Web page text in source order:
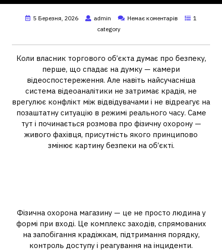
5 Березня, 2026 admin Немає коментарів
1
category
Коли власник торгового об’єкта думає про безпеку,
перше, що спадає на думку — камери
відеоспостереження. Але навіть найсучасніша
система відеоаналітики не затримає крадія, не
врегулює конфлікт між відвідувачами і не відреагує на
позаштатну ситуацію в режимі реального часу. Саме
тут і починається розмова про фізичну охорону —
живого фахівця, присутність якого принципово
змінює картину безпеки на об’єкті.
Фізична охорона магазину — це не просто людина у
формі при вході. Це комплекс заходів, спрямованих
на запобігання крадіжкам, підтримання порядку,
контроль доступу і реагування на інциденти.